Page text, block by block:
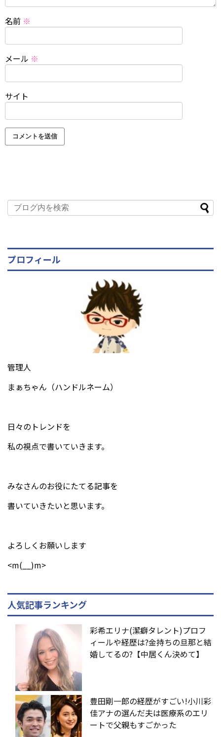
名前 ※
メール ※
サイト
プロフィール
管理人
まぁちゃん（ハンドルネーム）
日々のトレンドを
私の視点で書いていきます。
みなさんのお役にたてる記事を
書いていきたいと思います。
よろしくお願いします
<m(__)m>
人気記事ランキング
彩希エリナ(潔癖タレント)プロフ
ィールや経歴は?金持ちの旦那と結
婚してるの?【中居くん決めて】
豊田剛一郎の経歴がすごい!小川彩
佳アナの選んだ夫は医療系のエリ
ートで父親もすごかった